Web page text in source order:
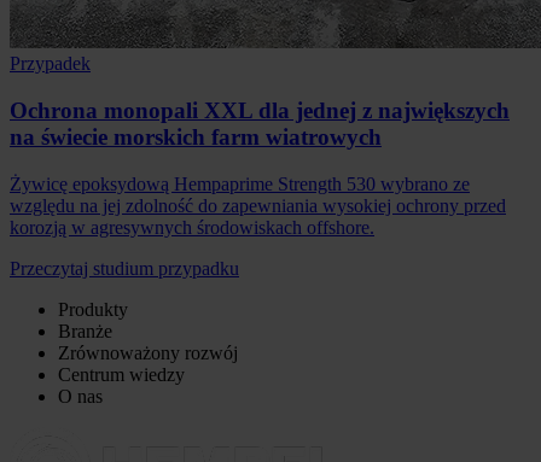
Przypadek
Ochrona monopali XXL dla jednej z największych
na świecie morskich farm wiatrowych
Żywicę epoksydową Hempaprime Strength 530 wybrano ze
względu na jej zdolność do zapewniania wysokiej ochrony przed
korozją w agresywnych środowiskach offshore.
Przeczytaj studium przypadku
Produkty
Branże
Zrównoważony rozwój
Centrum wiedzy
O nas